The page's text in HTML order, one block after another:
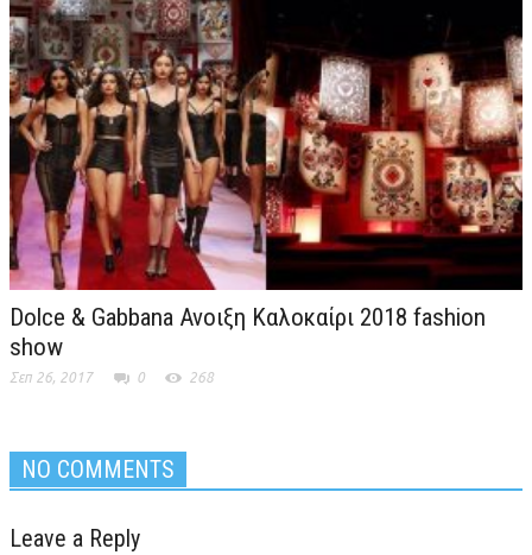
Dolce & Gabbana Ανοιξη Καλοκαίρι 2018 fashion
show
Σεπ 26, 2017 0 268
NO COMMENTS
Leave a Reply